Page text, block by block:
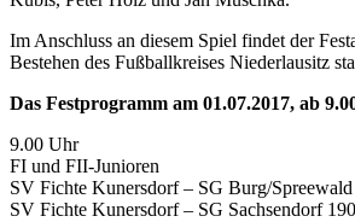
Im Anschluss an diesem Spiel findet der
Bestehen des Fußballkreises Niederlausitz
Das Festprogramm am 01.07.2017, ab
9.00 Uhr
FI und FII-Junioren
SV Fichte Kunersdorf – SG Burg/Spreewald
SV Fichte Kunersdorf – SG Sachsendorf